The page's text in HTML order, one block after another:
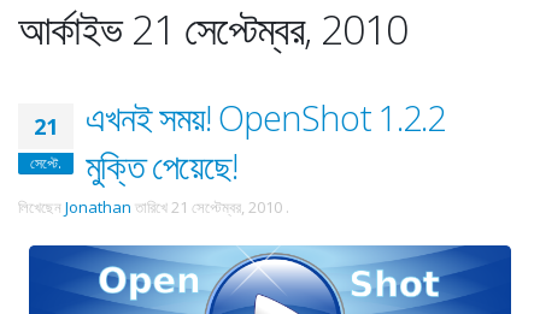
আর্কাইভ 21 সেপ্টেম্বর, 2010
21
সেপ্টে.
এখনই সময়! OpenShot 1.2.2
মুক্তি পেয়েছে!
লিখেছেন Jonathan তারিখে21 সেপ্টেম্বর, 2010 .